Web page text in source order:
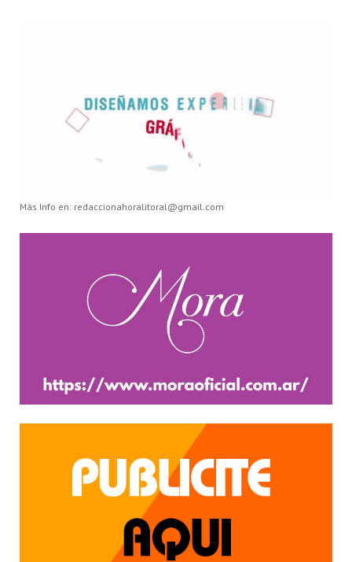
Más Info en: redaccionahoralitoral@gmail.com